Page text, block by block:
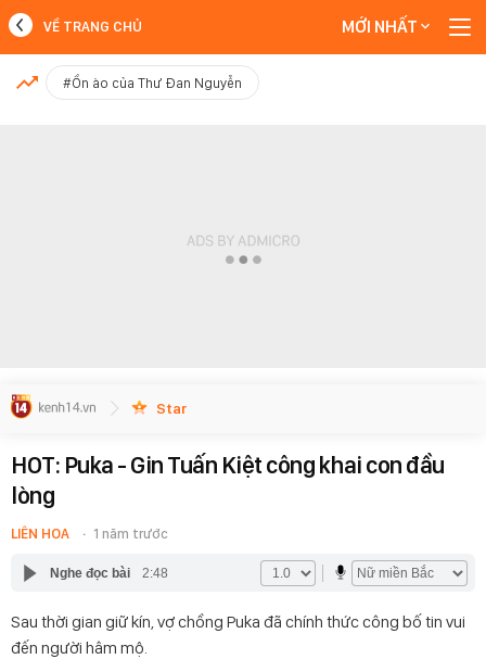
MỚI NHẤT
VỀ TRANG CHỦ MỚI NHẤT
#Ồn ào của Thư Đan Nguyễn
Star
HOT: Puka - Gin Tuấn Kiệt công khai con đầu
lòng
LIÊN HOA 1 năm trước
Nghe đọc bài 2:48
Sau thời gian giữ kín, vợ chồng Puka đã chính thức công bố tin vui
đến người hâm mộ.